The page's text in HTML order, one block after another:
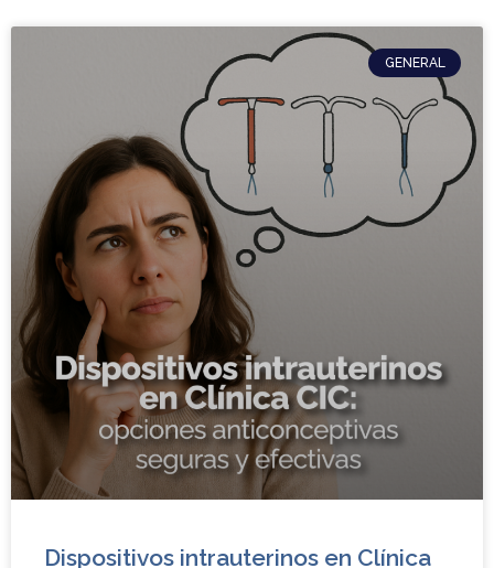
GENERAL
Dispositivos intrauterinos en Clínica